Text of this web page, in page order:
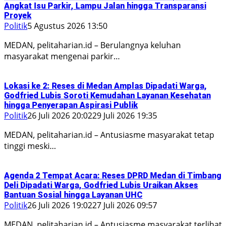
Angkat Isu Parkir, Lampu Jalan hingga Transparansi
Proyek
Politik5 Agustus 2026 13:50
MEDAN, pelitaharian.id – Berulangnya keluhan
masyarakat mengenai parkir…
Lokasi ke 2: Reses di Medan Amplas Dipadati Warga,
Godfried Lubis Soroti Kemudahan Layanan Kesehatan
hingga Penyerapan Aspirasi Publik
Politik26 Juli 2026 20:0229 Juli 2026 19:35
MEDAN, pelitaharian.id – Antusiasme masyarakat tetap
tinggi meski…
Agenda 2 Tempat Acara: Reses DPRD Medan di Timbang
Deli Dipadati Warga, Godfried Lubis Uraikan Akses
Bantuan Sosial hingga Layanan UHC
Politik26 Juli 2026 19:0227 Juli 2026 09:57